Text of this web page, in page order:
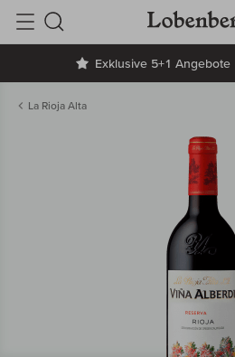
Exklusive 5+1 Angebote
Suche
La Rioja Alta